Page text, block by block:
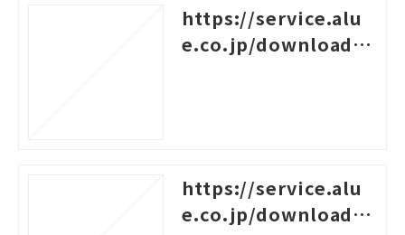
https://service.alu
e.co.jp/download/4
https://service.alu
e.co.jp/download/4